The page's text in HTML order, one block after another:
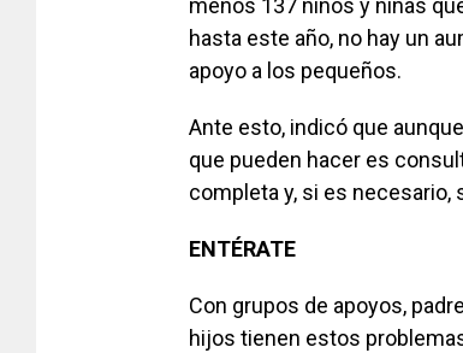
menos 137 niños y niñas
hasta este año, no hay un
apoyo a los pequeños.
Ante esto, indicó que
que pueden hacer es
completa y, si es necesario,
ENTÉRATE
Con grupos de apoyos,
hijos tienen estos